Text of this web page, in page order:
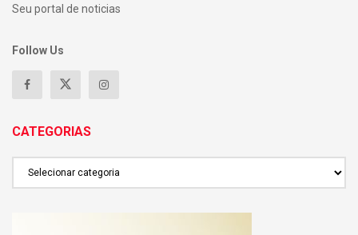
Seu portal de noticias
Follow Us
CATEGORIAS